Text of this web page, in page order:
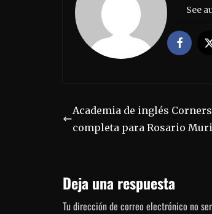
See
Academia de inglés
completa para Rosario
Deja una respuesta
Tu dirección de correo electrónico no